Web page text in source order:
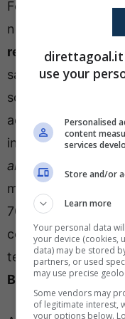
Fermo restando
non sa ancora
se
restrizionia
saldo complessivo
sostiene che il club
ad
operazioni in
in modo da non
allargato”.
mantenere il
70%, motivo per
con le auspicate
tecnico e il DS
Belahyane e
use your
Personalised
content
services
Store and/or
Learn more
Your personal data
your device (cookies,
data) may be stored
partners, or used
may use precise
Some vendors may
of legitimate interest,
your options below.